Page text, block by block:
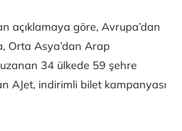
açıklamaya göre, Avrupa’dan
Orta Asya’dan Arap
uzanan 34 ülkede 59 şehre
AJet, indirimli bilet kampanyası